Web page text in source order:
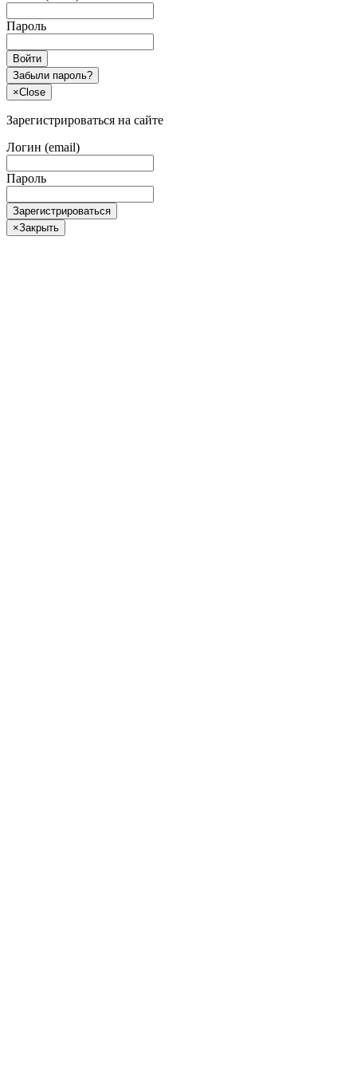
Пароль
Войти
Забыли пароль?
×Close
Зарегистрироваться на сайте
Логин (email)
Пароль
Зарегистрироваться
×Закрыть